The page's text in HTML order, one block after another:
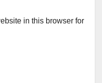
in this browser for